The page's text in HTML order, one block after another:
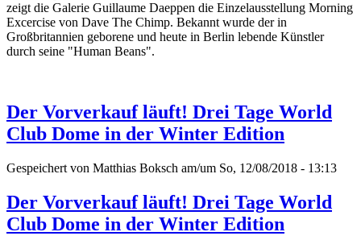
zeigt die Galerie Guillaume Daeppen die Einzelausstellung Morning
Excercise von Dave The Chimp. Bekannt wurde der in
Großbritannien geborene und heute in Berlin lebende Künstler
durch seine "Human Beans".
Der Vorverkauf läuft! Drei Tage World
Club Dome in der Winter Edition
Gespeichert von Matthias Boksch am/um So, 12/08/2018 - 13:13
Der Vorverkauf läuft! Drei Tage World
Club Dome in der Winter Edition